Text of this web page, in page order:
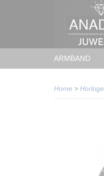
ARMBAND
Home > Horloge